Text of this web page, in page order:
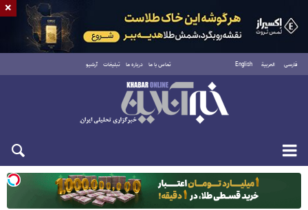
فارسی العربية English تماس با ما درباره ما تبلیغات آرشیو
دوشنبه ۱۹ مرداد ۱۴۰۵
×